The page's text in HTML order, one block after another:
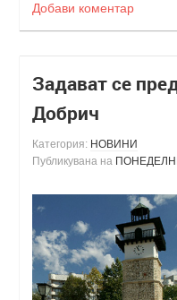
Добави коментар
Задават се
Добрич
Категория: НОВИНИ
Публикувана на